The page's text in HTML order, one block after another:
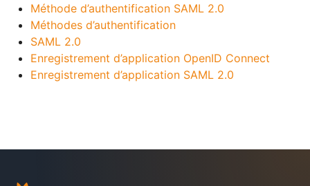
Méthode d’authentification SAML 2.0
Méthodes d’authentification
SAML 2.0
Enregistrement d’application OpenID Connect
Enregistrement d’application SAML 2.0